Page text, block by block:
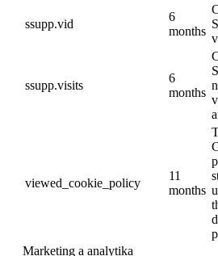
ssupp.vid
6
months
ssupp.visits
6
months
viewed_cookie_policy
11
months
Marketing a analytika